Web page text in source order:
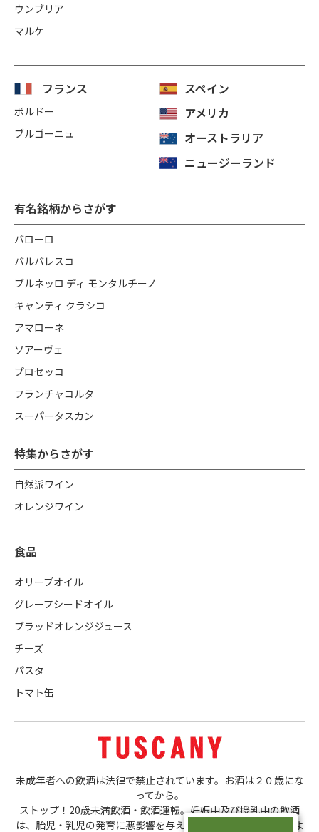
ウンブリア
マルケ
フランス
ボルドー
ブルゴーニュ
スペイン
アメリカ
オーストラリア
ニュージーランド
有名銘柄からさがす
バローロ
バルバレスコ
ブルネッロ ディ モンタルチーノ
キャンティ クラシコ
アマローネ
ソアーヴェ
プロセッコ
フランチャコルタ
スーパータスカン
特集からさがす
自然派ワイン
オレンジワイン
食品
オリーブオイル
グレープシードオイル
ブラッドオレンジジュース
チーズ
パスタ
トマト缶
未成年者への飲酒は法律で禁止されています。お酒は２０歳にな
ってから。
ストップ！20歳未満飲酒・飲酒運転。妊娠中及び授乳中の飲酒
は、胎児・乳児の発育に悪影響を与える恐れがあります。ほどよ